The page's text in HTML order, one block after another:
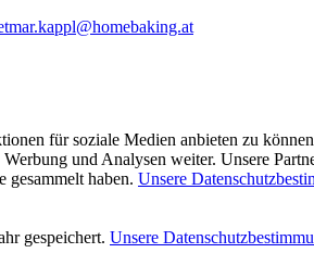
für soziale Medien anbieten zu
und Analysen weiter. Unsere
gesammelt haben. Unsere
gespeichert. Unsere